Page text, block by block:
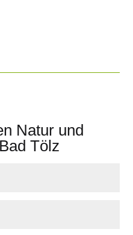
Natur und
Tölz